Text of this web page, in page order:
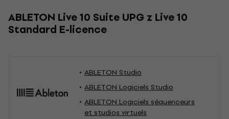
ABLETON Live 10 Suite UPG z Live 10
Standard E-licence
ABLETON Studio
ABLETON Logiciels Studio
ABLETON Logiciels séquenceurs
et studios virtuels